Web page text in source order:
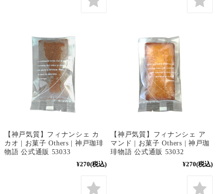
【神戸気質】フィナンシェ カ
カオ | お菓子 Others | 神戸珈琲
物語 公式通販 53033
¥270(税込)
【神戸気質】フィナンシェ ア
マンド | お菓子 Others | 神戸珈
琲物語 公式通販 53032
¥270(税込)